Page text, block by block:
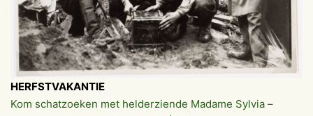
HERFSTVAKANTIE
Kom schatzoeken met helderziende Madame Sylvia –